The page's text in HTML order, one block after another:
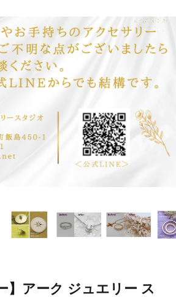
】アーク ジュエリー ス